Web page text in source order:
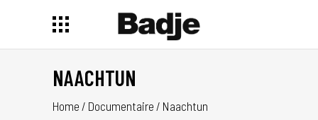
NAACHTUN
Home / Documentaire / Naachtun